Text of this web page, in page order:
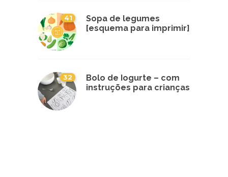
41
Sopa de legumes
[esquema para imprimir]
32
Bolo de Iogurte – com
instruções para crianças